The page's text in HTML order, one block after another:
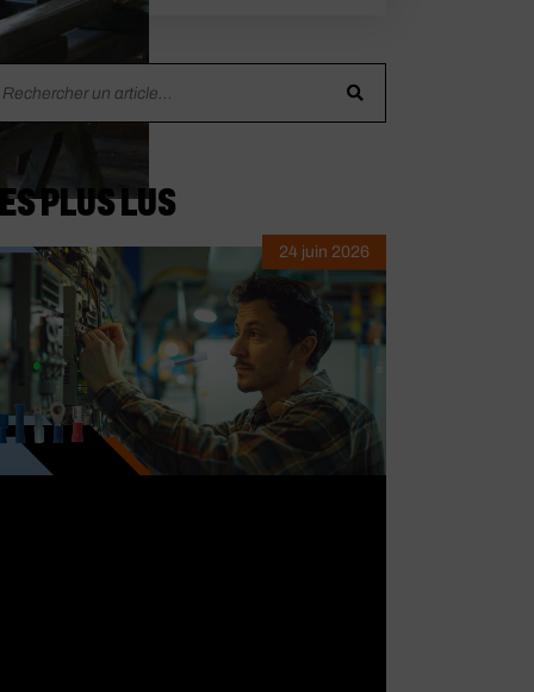
PLUS LUS
24 juin 2026